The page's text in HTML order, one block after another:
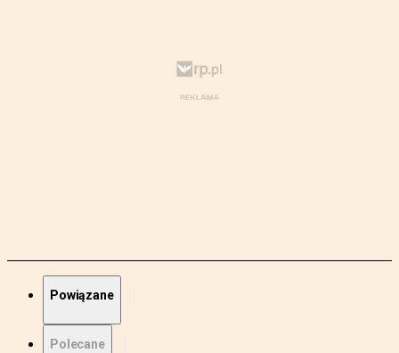
Powiązane
Polecane